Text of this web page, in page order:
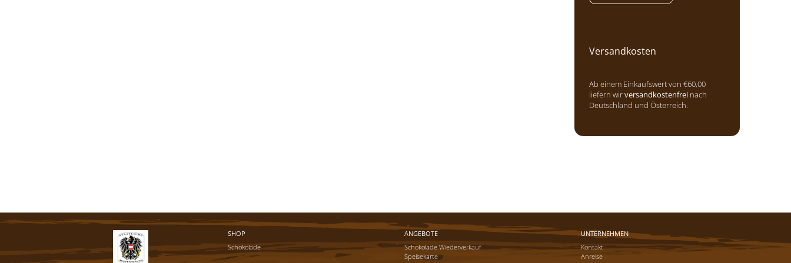
Versandkosten
Ab einem Einkaufswert von €60,00
liefern wirversandkostenfrei nach
Deutschland und Österreich.
SHOP
Schokolade
ANGEBOTE
Schokolade Wiederverkauf
Speisekarte
UNTERNEHMEN
Kontakt
Anreise